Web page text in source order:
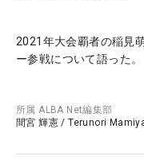
2021年大会覇者の稲見
ー参戦について語った。
所属ALBA Net編集部
間宮 輝憲 /Terunori